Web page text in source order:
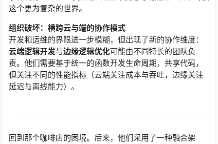
这个更为复杂的世界。
组织破坏：横跨云与端的协作模式
开发和运维的界限进一步模糊，但出现了新的协作维度：
云端逻辑开发与边缘逻辑优化可能由不同特长的团队负
责。他们需要基于统一的函数开发生命周期，共享代码，
但关注不同的性能指标（云端关注成本与吞吐，边缘关注
延迟与离线能力）。
回到那个咖啡店的困境。后来，他们采用了一种融合架